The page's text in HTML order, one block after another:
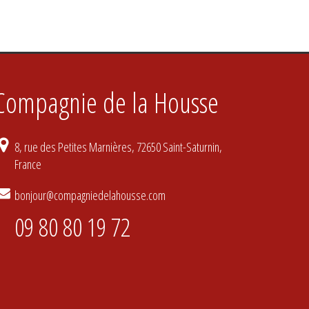
de la Housse
8, rue des Petites Marnières, 72650 Saint-Saturnin,
France
bonjour@compagniedelahousse.com
09 80 80 19 72